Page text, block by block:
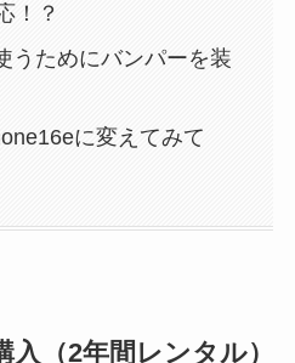
！？
うためにバンパーを装
に変えてみて
（2年間レンタル）